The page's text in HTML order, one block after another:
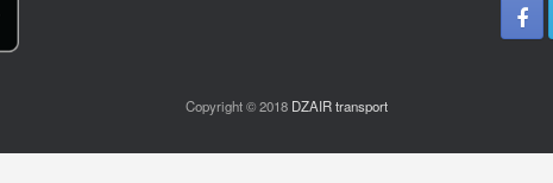
Copyright © 2018 DZAIR transport